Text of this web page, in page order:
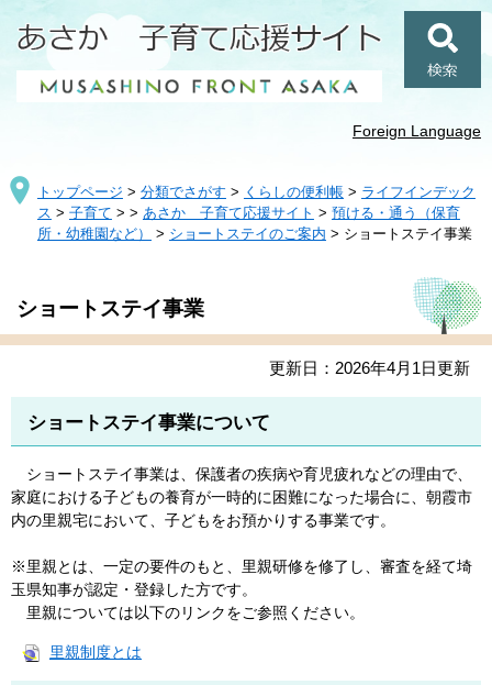
。
て
Foreign Language
トップページ > 分類でさがす > くらしの便利帳 > ライフインデック
ス > 子育て > > あさか 子育て応援サイト > 預ける・通う（保育
所・幼稚園など）
> ショートステイのご案内 > ショートステイ事業
ショートステイ事業
更新日：2026年4月1日更新
ショートステイ事業について
ショートステイ事業は、保護者の疾病や育児疲れなどの理由で、
家庭における子どもの養育が一時的に困難になった場合に、朝霞市
内の里親宅において、子どもをお預かりする事業です。
※里親とは、一定の要件のもと、里親研修を修了し、審査を経て埼
玉県知事が認定・登録した方です。
里親については以下のリンクをご参照ください。
里親制度とは